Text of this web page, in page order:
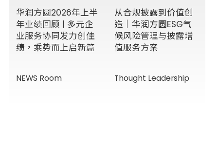
华润方圆2026年上半
年业绩回顾 | 多元企
业服务协同发力创佳
绩，乘势而上启新篇
NEWS Room
从合规披露到价值创
造｜华润方圆ESG气
候风险管理与披露增
值服务方案
Thought Leadership